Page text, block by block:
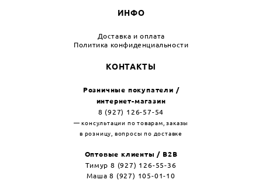
ИНФО
Доставка и оплата
Политика конфиденциальности
КОНТАКТЫ
Розничные покупатели /
интернет-магазин
8 (927) 126-57-54
— консультации по товарам, заказы
в розницу, вопросы по доставке
Оптовые клиенты / B2B
Тимур 8 (927) 126-55-36
Маша 8 (927) 105-01-10